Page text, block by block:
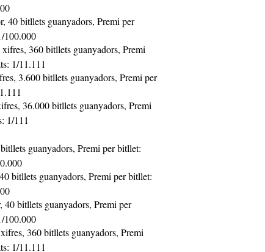
40 bitllets guanyadors, Premi per
100.000
360 bitllets guanyadors, Premi
1/11.111
3.600 bitllets guanyadors, Premi per
36.000 bitllets guanyadors, Premi
1/111
guanyadors, Premi per bitllet:
bitllets guanyadors, Premi per bitllet:
40 bitllets guanyadors, Premi per
100.000
360 bitllets guanyadors, Premi
1/11.111